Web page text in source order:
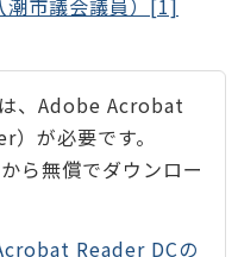
、Adobe Acrobat
が必要です。
ら無償でダウンロー
Reader DCの